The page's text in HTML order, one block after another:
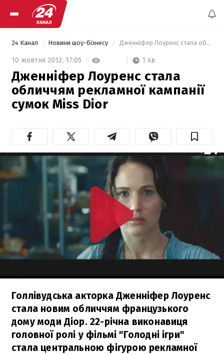
24 Канал Новини шоу-бізнесу Дженніфер Лоуренс стала обличчям рекламної кампанії сумок Miss Dior
10 жовтня 2012, 17:05 1 хв
Дженніфер Лоуренс стала
обличчям рекламної кампанії
сумок Miss Dior
Голлівудська акторка Дженніфер Лоуренс
стала новим обличчям французького
дому моди Діор. 22-річна виконавиця
головної ролі у фільмі "Голодні ігри"
стала центральною фігурою рекламної